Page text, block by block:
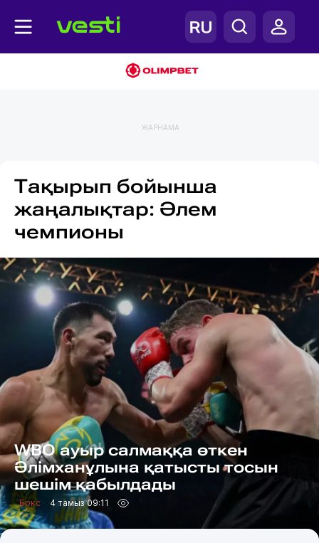
ЖАРНАМА
Тақырып бойынша
жаңалықтар: Әлем
чемпионы
WBO ауыр салмаққа өткен
Әлімханұлына қатысты тосын
шешім қабылдады
Бокс 4 тамыз 09:11